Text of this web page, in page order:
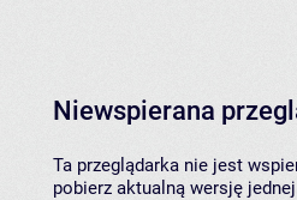
Niewspierana
Ta przeglądarka nie jest
pobierz aktualną wersję